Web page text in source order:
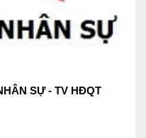
SỰ - TV HĐQT